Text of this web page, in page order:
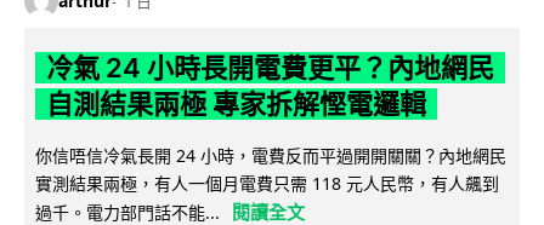
冷氣 24 小時長開電費更平？內地網民
自測結果兩極 專家拆解慳電邏輯
你信唔信冷氣長開 24 小時，電費反而平過開開關關？內地網民
實測結果兩極，有人一個月電費只需 118 元人民幣，有人飆到
過千。電力部門話不能...
閱讀全文